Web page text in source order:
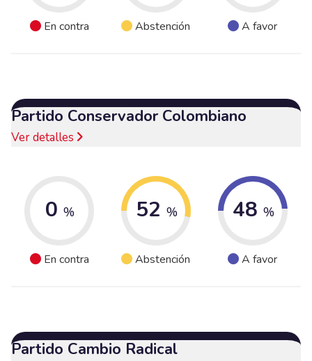
En contra Abstención A favor
Partido Conservador Colombiano
Ver detalles
0 %
En contra
52 %
Abstención
48 %
A favor
Partido Cambio Radical